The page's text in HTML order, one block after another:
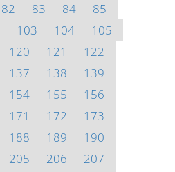
82 83 84
85
103 104
105
120 121
122
137 138
139
154 155
156
171 172
173
188 189
190
205 206 207